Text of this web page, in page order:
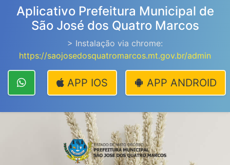
Aplicativo Prefeitura Municipal de
São José dos Quatro Marcos
> Instalação via chrome:
https://saojosedosquatromarcos.mt.gov.br/admin
APP ANDROID
APP IOS